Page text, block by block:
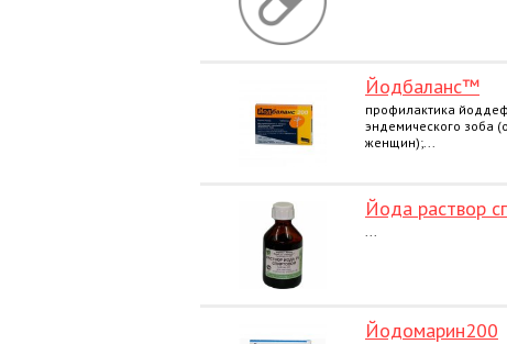
Йодбаланс™
профилактика
эндемического зоба
женщин);...
Йода раствор
...
Йодомарин200